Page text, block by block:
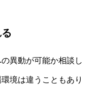
異動が可能か相談し
境は違うこともあり